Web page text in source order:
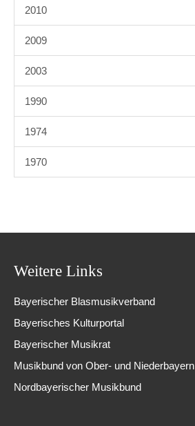
2010
2009
2003
1990
1974
1970
Weitere Links
Bayerischer Blasmusikverband
Bayerisches Kulturportal
Bayerischer Musikrat
Musikbund von Ober- und Niederbayern
Nordbayerischer Musikbund